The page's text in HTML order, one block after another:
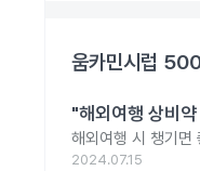
움카민시럽
"해외여행 상비
해외여행 시 챙기면
2024.07.15